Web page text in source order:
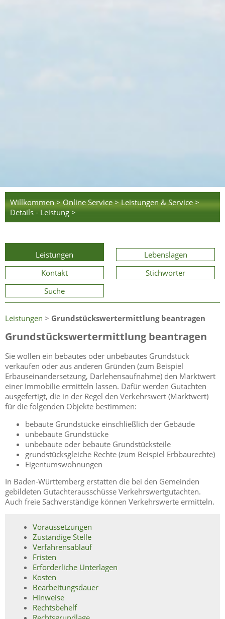
Willkommen > Online Service > Leistungen & Service >
Details - Leistung >
Leistungen
Lebenslagen
Kontakt
Stichwörter
Suche
Leistungen > Grundstückswertermittlung beantragen
Grundstückswertermittlung beantragen
Sie wollen ein bebautes oder unbebautes Grundstück
verkaufen oder aus anderen Gründen (zum Beispiel
Erbauseinandersetzung, Darlehensaufnahme) den Marktwert
einer Immobilie ermitteln lassen. Dafür werden Gutachten
ausgefertigt, die in der Regel den Verkehrswert (Marktwert)
für die folgenden Objekte bestimmen:
bebaute Grundstücke einschließlich der Gebäude
unbebaute Grundstücke
unbebaute oder bebaute Grundstücksteile
grundstücksgleiche Rechte (zum Beispiel Erbbaurechte)
Eigentumswohnungen
In Baden-Württemberg erstatten die bei den Gemeinden
gebildeten Gutachterausschüsse Verkehrswertgutachten.
Auch freie Sachverständige können Verkehrswerte ermitteln.
Voraussetzungen
Zuständige Stelle
Verfahrensablauf
Fristen
Erforderliche Unterlagen
Kosten
Bearbeitungsdauer
Hinweise
Rechtsbehelf